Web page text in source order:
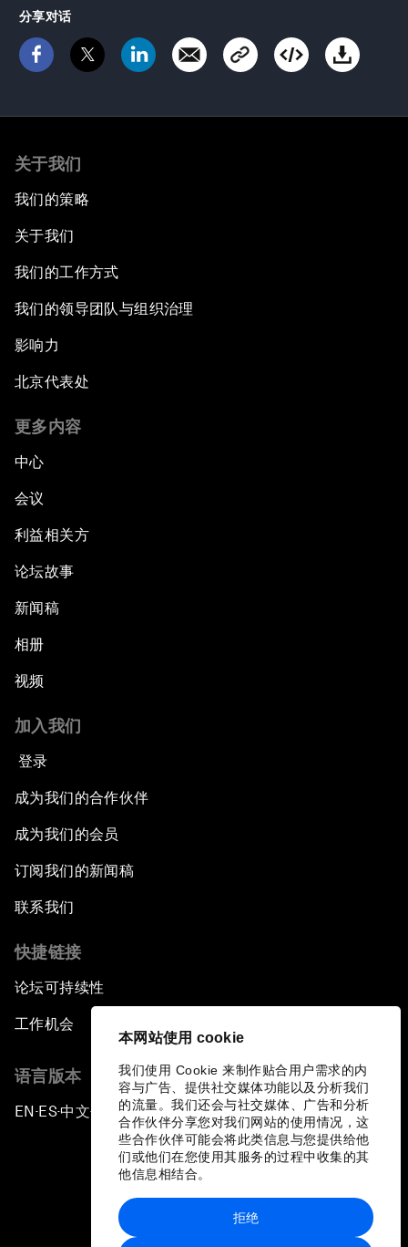
本网站使用 cookie
我们使用 Cookie 来制作贴合用户需求的内
容与广告、提供社交媒体功能以及分析我们
的流量。我们还会与社交媒体、广告和分析
合作伙伴分享您对我们网站的使用情况，这
些合作伙伴可能会将此类信息与您提供给他
们或他们在您使用其服务的过程中收集的其
他信息相结合。
拒绝
分享对话
关于我们
我们的策略
关于我们
我们的工作方式
我们的领导团队与组织治理
影响力
北京代表处
更多内容
中心
会议
利益相关方
论坛故事
新闻稿
相册
视频
加入我们
登录
成为我们的合作伙伴
成为我们的会员
订阅我们的新闻稿
联系我们
快捷链接
论坛可持续性
工作机会
语言版本
EN ▪ES▪中文▪ 日本語